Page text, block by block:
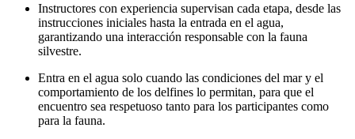
Instructores con experiencia supervisan cada etapa, desde las
instrucciones iniciales hasta la entrada en el agua,
garantizando una interacción responsable con la fauna
silvestre.
Entra en el agua solo cuando las condiciones del mar y el
comportamiento de los delfines lo permitan, para que el
encuentro sea respetuoso tanto para los participantes como
para la fauna.